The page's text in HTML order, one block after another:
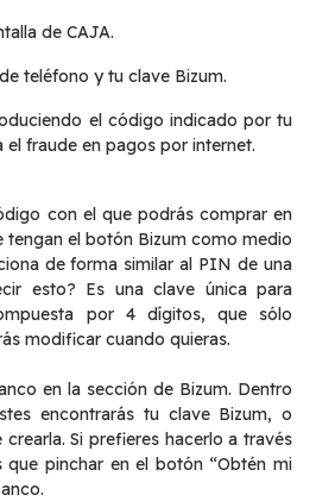
de CAJA.
teléfono y tu clave Bizum.
el código indicado por tu
fraude en pagos por internet.
con el que podrás comprar en
el botón Bizum como medio
de forma similar al PIN de una
esto? Es una clave única para
por 4 dígitos, que sólo
modificar cuando quieras.
en la sección de Bizum. Dentro
encontrarás tu clave Bizum, o
Si prefieres hacerlo a través
que pinchar en el botón “Obtén mi